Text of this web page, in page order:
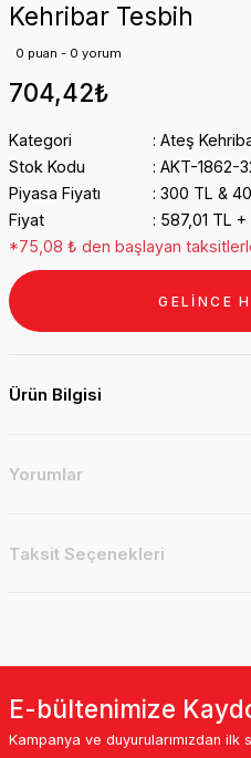
Kehribar Tesbih
0 puan - 0 yorum
704,42₺
Kategori
Ateş
Stok Kodu
AKT-1862-
Piyasa Fiyatı
300 TL &
Fiyat
587,01 TL +
*75,08 ₺ den başlayan
GELİNCE
Ürün Bilgisi
Yorumlar
Taksit Seçenekleri
E-bültenimize
Kampanya ve duyurularımızdan ilk